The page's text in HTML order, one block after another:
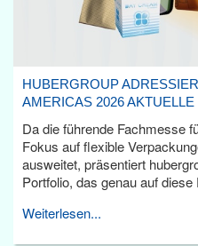
HUBERGROUP
AMERICAS 2026
Da die führende Fachmesse
Fokus auf flexible
ausweitet, präsentiert
Portfolio, das genau auf
Weiterlesen...